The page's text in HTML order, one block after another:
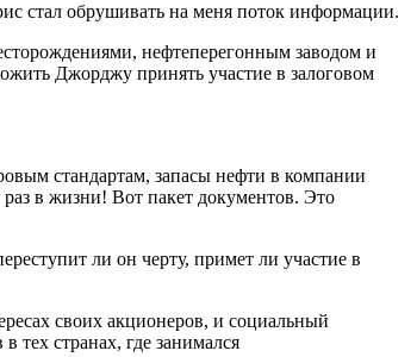
стал обрушивать на меня поток информации.
нефтеперегонным заводом и
Джорджу принять участие в залоговом
стандартам, запасы нефти в компании
в жизни! Вот пакет документов. Это
ли он черту, примет ли участие в
своих акционеров, и социальный
тех странах, где занимался